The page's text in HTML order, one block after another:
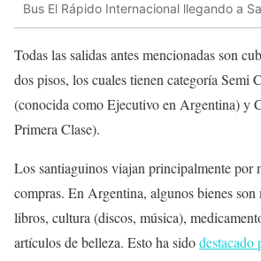
Bus El Rápido Internacional llegando a
Todas las salidas antes mencionadas son
dos pisos, los cuales tienen categoría Semi
(conocida como Ejecutivo en Argentina) y
Primera Clase).
Los santiaguinos viajan principalmente por
compras. En Argentina, algunos bienes son
libros, cultura (discos, música),
artículos de belleza. Esto ha sidodestacado